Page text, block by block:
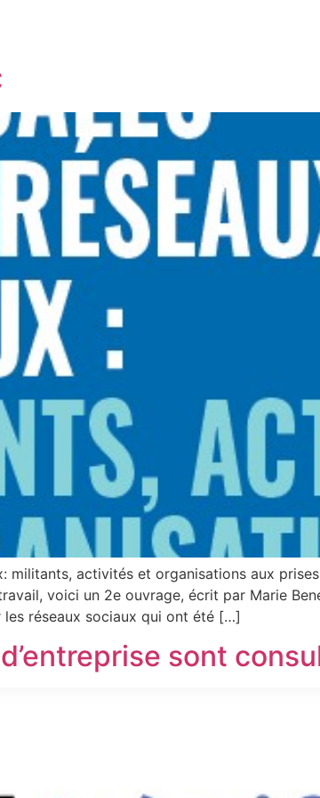
militants, activités et organisations aux
voici un 2e ouvrage, écrit par Marie
réseaux sociaux qui ont été […]
sont